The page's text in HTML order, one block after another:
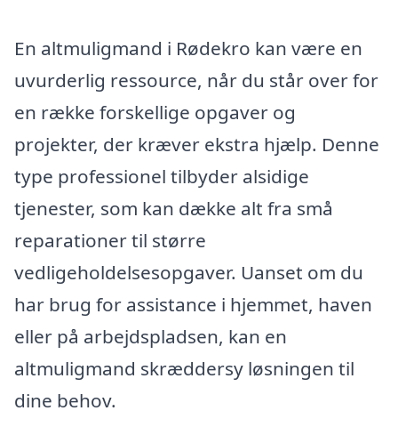
En altmuligmand i Rødekro kan være en
uvurderlig ressource, når du står over for
en række forskellige opgaver og
projekter, der kræver ekstra hjælp. Denne
type professionel tilbyder alsidige
tjenester, som kan dække alt fra små
reparationer til større
vedligeholdelsesopgaver. Uanset om du
har brug for assistance i hjemmet, haven
eller på arbejdspladsen, kan en
altmuligmand skræddersy løsningen til
dine behov.